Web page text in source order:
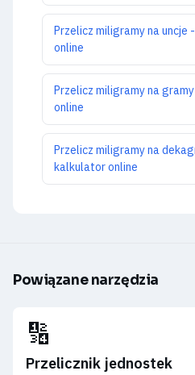
Przelicz miligramy na uncje
online
Przelicz miligramy na
online
Przelicz miligramy na
kalkulator online
Powiązane narzędzia
🔢
Przelicznik jednostek